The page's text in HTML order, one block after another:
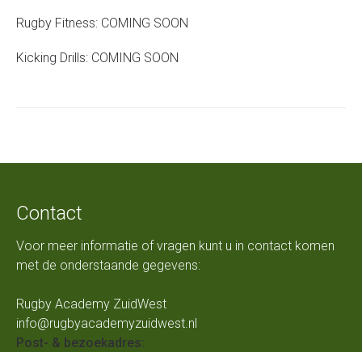
Rugby Fitness: COMING SOON
Kicking Drills: COMING SOON
Contact
Voor meer informatie of vragen kunt u in contact komen
met de onderstaande gegevens:
Rugby Academy ZuidWest
info@rugbyacademyzuidwest.nl
Post- & bezoekadres: